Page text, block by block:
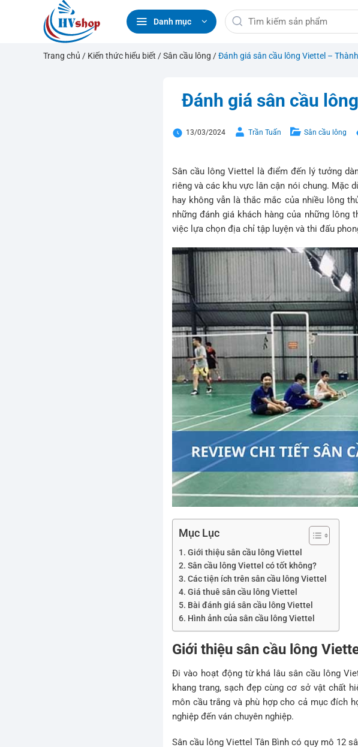
Danh mục
Tìm
kiếm:
Trang chủ / Kiến thức hiểu biết /Sân cầu lông /Đánh giá sân cầu lông Viettel –
Đánh giá sân cầu
13/03/2024 Trần Tuấn Sân cầu lông
Sân cầu lông Viettel là điểm đến lý tưởng
riêng và các khu vực lân cận nói chung. Mặc
hay không vẫn là thắc mắc của nhiều lông
những đánh giá khách hàng của những lông
việc lựa chọn địa chỉ tập luyện và thi đấu
Mục Lục
Giới thiệu sân cầu lông Viettel
Sân cầu lông Viettel có tốt không?
Các tiện ích trên sân cầu lông Viettel
Giá thuê sân cầu lông Viettel
Bài đánh giá sân cầu lông Viettel
Hình ảnh của sân cầu lông Viettel
Giới thiệu sân cầu lông
Đi vào hoạt động từ khá lâu sân cầu lông
khang trang, sạch đẹp cùng cơ sở vật chất
môn cầu trắng và phù hợp cho cả mục đích
nghiệp đến ván chuyên nghiệp.
Sân cầu lông Viettel Tân Bình có quy mô 12